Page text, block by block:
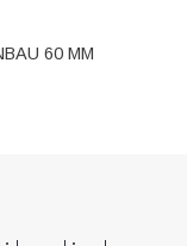
60 MM